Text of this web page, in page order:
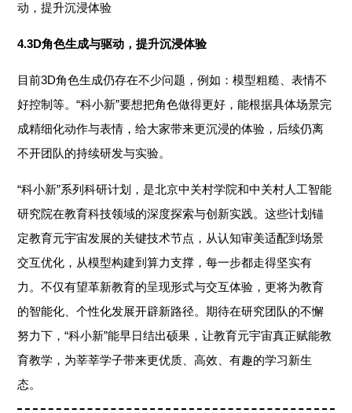
动，提升沉浸体验
4.3D角色生成与驱动，提升沉浸体验
目前3D角色生成仍存在不少问题，例如：模型粗糙、表情不
好控制等。“科小新”要想把角色做得更好，能根据具体场景完
成精细化动作与表情，给大家带来更沉浸的体验，后续仍离
不开团队的持续研发与实验。
“科小新”系列科研计划，是北京中关村学院和中关村人工智能
研究院在教育科技领域的深度探索与创新实践。这些计划锚
定教育元宇宙发展的关键技术节点，从认知审美适配到场景
交互优化，从模型构建到算力支撑，每一步都走得坚实有
力。不仅有望革新教育的呈现形式与交互体验，更将为教育
的智能化、个性化发展开辟新路径。期待在研究团队的不懈
努力下，“科小新”能早日结出硕果，让教育元宇宙真正赋能教
育教学，为莘莘学子带来更优质、高效、有趣的学习新生
态。